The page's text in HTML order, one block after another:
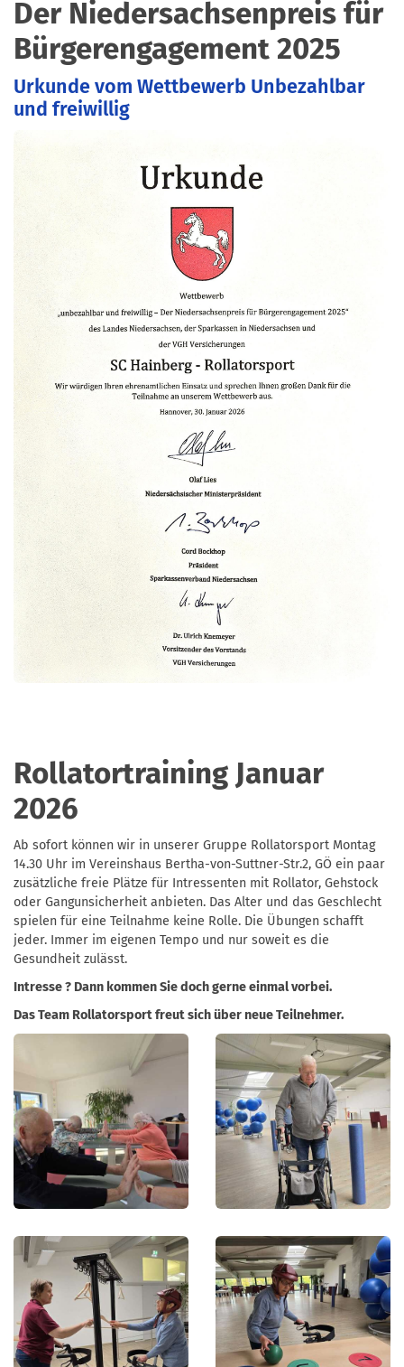
Der Niedersachsenpreis für
Bürgerengagement 2025
Urkunde vom Wettbewerb Unbezahlbar
und freiwillig
Rollatortraining Januar
2026
Ab sofort können wir in unserer Gruppe Rollatorsport Montag
14.30 Uhr im Vereinshaus Bertha-von-Suttner-Str.2, GÖ ein paar
zusätzliche freie Plätze für Intressenten mit Rollator, Gehstock
oder Gangunsicherheit anbieten. Das Alter und das Geschlecht
spielen für eine Teilnahme keine Rolle. Die Übungen schafft
jeder. Immer im eigenen Tempo und nur soweit es die
Gesundheit zulässt.
Intresse ? Dann kommen Sie doch gerne einmal vorbei.
Das Team Rollatorsport freut sich über neue Teilnehmer.